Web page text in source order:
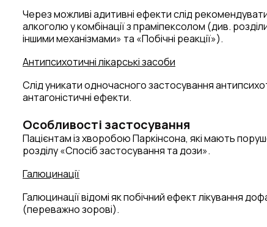
Через можливі адитивні ефекти слід
алкоголю у комбінації з праміпексолом (див.
іншими механізмами» та «Побічні реакції»).
Антипсихотичні лікарські засоби
Слід уникати одночасного застосування
антагоністичні ефекти.
Особливості застосування
Пацієнтам із хворобою Паркінсона, які мають
розділу «Спосіб застосування та дози».
Галюцинації
Галюцинації відомі як побічний ефект лікування
(переважно зорові).